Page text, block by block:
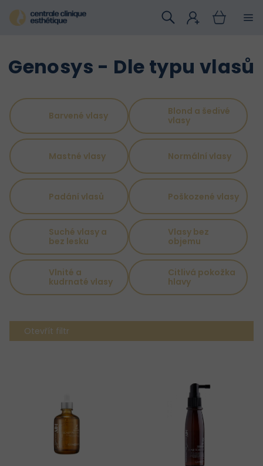
na
obsah
Genosys - Dle typu vlasů
Barvené vlasy
Blond a šedivé
vlasy
Mastné vlasy Normální vlasy
Padání vlasů Poškozené vlasy
Suché vlasy a
bez lesku
Vlasy bez
objemu
Vlnité a
kudrnaté vlasy
Citlivá pokožka
hlavy
Otevřít filtr